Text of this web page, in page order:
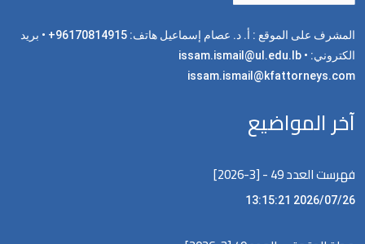
المشرف على الموقع : أ. د. عصام إسماعيل هاتف: 96170814915+ • بريد
الكتروني: issam.ismail@ul.edu.lb •
issam.ismail@kfattorneys.com
آخر المواضيع
فهرست العدد 49 - [3-2026]
2026/07/26 13:15:21